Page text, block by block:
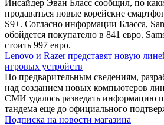
Инсайдер Эван Бласс сообщил, по
продаваться новые корейские
S9+. Согласно информации Бласса,
обойдется покупателю в 841 евро.
стоить 997 евро.
Lenovo и Razer представят новую
игровых устройств
По предварительным сведениям,
над созданием новых компьютеров
СМИ удалось разведать информацию
тандема еще до официального
Подписка на новости магазина